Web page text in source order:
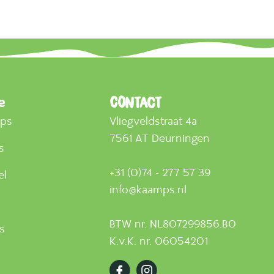
Contact
Vliegveldstraat 4a
7561 AT Deurningen
+31 (0)74 - 277 57 39
info@kaamps.nl
BTW nr. NL807299856.B0
K.v.K. nr. 06054201